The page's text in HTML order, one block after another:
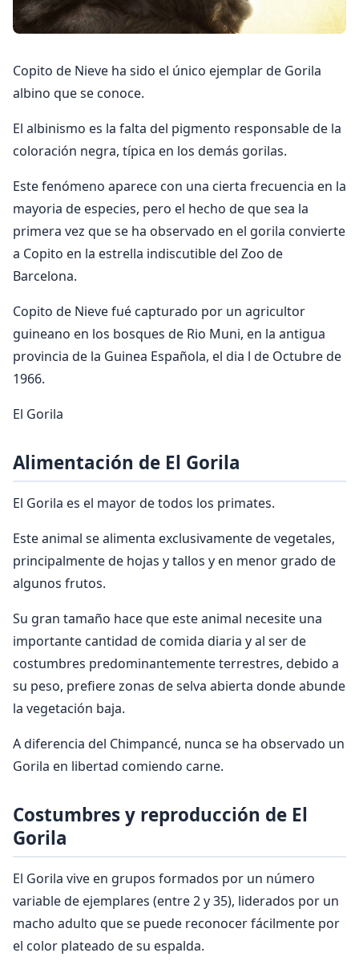
Copito de Nieve ha sido el único ejemplar de Gorila
albino que se conoce.
El albinismo es la falta del pigmento responsable de la
coloración negra, típica en los demás gorilas.
Este fenómeno aparece con una cierta frecuencia en la
mayoria de especies, pero el hecho de que sea la
primera vez que se ha observado en el gorila convierte
a Copito en la estrella indiscutible del Zoo de
Barcelona.
Copito de Nieve fué capturado por un agricultor
guineano en los bosques de Rio Muni, en la antigua
provincia de la Guinea Española, el dia l de Octubre de
1966.
El Gorila
Alimentación de El Gorila
El Gorila es el mayor de todos los primates.
Este animal se alimenta exclusivamente de vegetales,
principalmente de hojas y tallos y en menor grado de
algunos frutos.
Su gran tamaño hace que este animal necesite una
importante cantidad de comida diaria y al ser de
costumbres predominantemente terrestres, debido a
su peso, prefiere zonas de selva abierta donde abunde
la vegetación baja.
A diferencia del Chimpancé, nunca se ha observado un
Gorila en libertad comiendo carne.
Costumbres y reproducción de El
Gorila
El Gorila vive en grupos formados por un número
variable de ejemplares (entre 2 y 35), liderados por un
macho adulto que se puede reconocer fácilmente por
el color plateado de su espalda.